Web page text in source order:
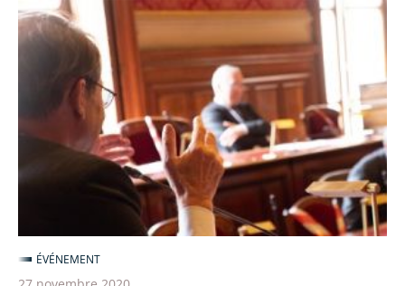
Le
Conseil
expérimente
échanges
avant
audiences
ÉVÉNEMENT